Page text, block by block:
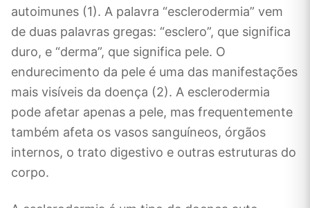
autoimunes (1). A palavra “esclerodermia” vem
de duas palavras gregas: “esclero”, que significa
duro, e “derma”, que significa pele. O
endurecimento da pele é uma das manifestações
mais visíveis da doença (2). A esclerodermia
pode afetar apenas a pele, mas frequentemente
também afeta os vasos sanguíneos, órgãos
internos, o trato digestivo e outras estruturas do
corpo.